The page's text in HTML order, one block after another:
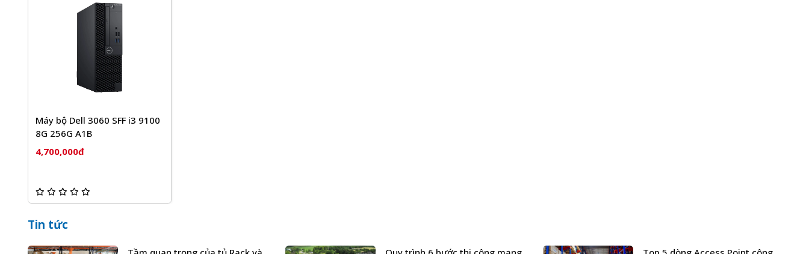
Máy bộ Dell 3060 SFF i3 9100
8G 256G A1B
4,700,000đ
Tin tức